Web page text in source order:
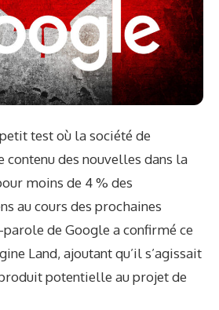
test où la société de
contenu des nouvelles dans la
moins de 4 % des
au cours des prochaines
de Google a confirmé ce
Land, ajoutant qu’il s’agissait
produit potentielle au projet de